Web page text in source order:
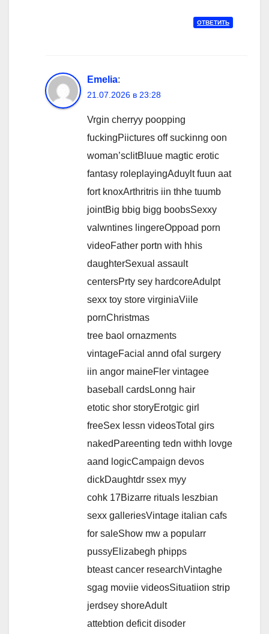
ОТВЕТИТЬ
Emelia:
21.07.2026 в 23:28
Vrgin cherryy poopping
fuckingPiictures off suckinng oon
woman’sclitBluue magtic erotic
fantasy roleplayingAduylt fuun aat
fort knoxArthritris iin thhe tuumb
jointBig bbig bigg boobsSexxy
valwntines lingereOppoad porn
videoFather portn with hhis
daughterSexual assault
centersPrty sey hardcoreAdulpt
sexx toy store virginiaViile
pornChristmas
tree baol ornazments
vintageFacial annd ofal surgery
iin angor maineFler vintagee
baseball cardsLonng hair
etotic shor storyErotgic girl
freeSex lessn videosTotal girs
nakedPareenting tedn withh lovge
aand logicCampaign devos
dickDaughtdr ssex myy
cohk 17Bizarre rituals leszbian
sexx galleriesVintage italian cafs
for saleShow mw a popularr
pussyElizabegh phipps
bteast cancer researchVintaghe
sgag moviie videosSituatiion strip
jerdsey shoreAdult
attebtion deficit disoder